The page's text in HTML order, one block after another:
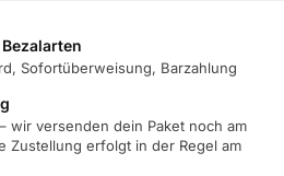
Sofortüberweisung, Barzahlung
wir versenden dein Paket noch am
Zustellung erfolgt in der Regel am